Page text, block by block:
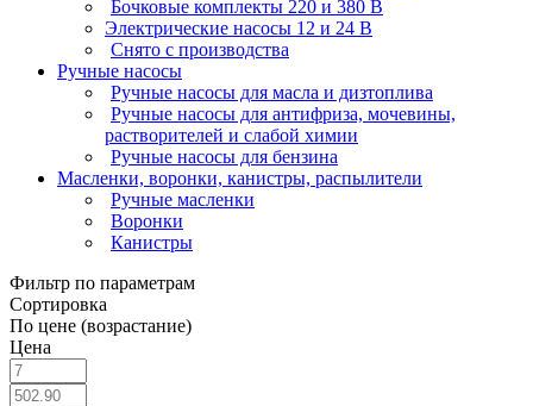
Бочковые комплекты 220 и 380 В
Электрические насосы 12 и 24 В
Снято с производства
Ручные насосы
Ручные насосы для масла и дизтоплива
Ручные насосы для антифриза, мочевины,
растворителей и слабой химии
Ручные насосы для бензина
Масленки, воронки, канистры, распылители
Ручные масленки
Воронки
Канистры
Фильтр по параметрам
Сортировка
По цене (возрастание)
Цена